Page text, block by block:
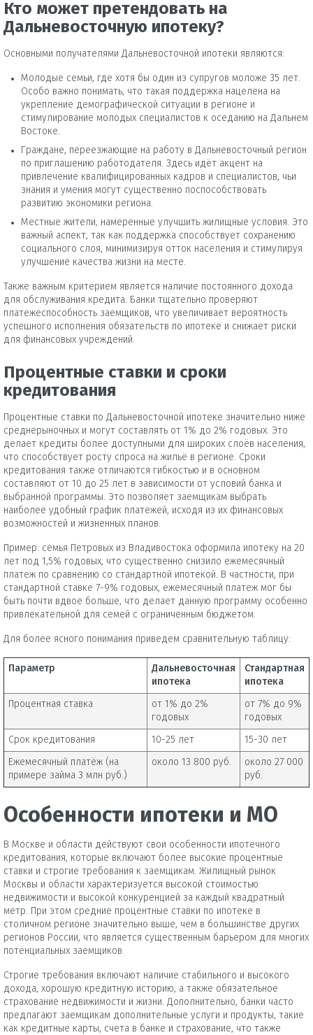
Кто может претендовать на
Дальневосточную ипотеку?
Основными получателями Дальневосточной ипотеки являются:
Молодые семьи, где хотя бы один из супругов моложе 35 лет.
Особо важно понимать, что такая поддержка нацелена на
укрепление демографической ситуации в регионе и
стимулирование молодых специалистов к оседанию на Дальнем
Востоке.
Граждане, переезжающие на работу в Дальневосточный регион
по приглашению работодателя. Здесь идёт акцент на
привлечение квалифицированных кадров и специалистов, чьи
знания и умения могут существенно поспособствовать
развитию экономики региона.
Местные жители, намеренные улучшить жилищные условия. Это
важный аспект, так как поддержка способствует сохранению
социального слоя, минимизируя отток населения и стимулируя
улучшение качества жизни на месте.
Также важным критерием является наличие постоянного дохода
для обслуживания кредита. Банки тщательно проверяют
платежеспособность заемщиков, что увеличивает вероятность
успешного исполнения обязательств по ипотеке и снижает риски
для финансовых учреждений.
Процентные ставки и сроки
кредитования
Процентные ставки по Дальневосточной ипотеке значительно ниже
среднерыночных и могут составлять от 1% до 2% годовых. Это
делает кредиты более доступными для широких слоёв населения,
что способствует росту спроса на жильё в регионе. Сроки
кредитования также отличаются гибкостью и в основном
составляют от 10 до 25 лет в зависимости от условий банка и
выбранной программы. Это позволяет заемщикам выбрать
наиболее удобный график платежей, исходя из их финансовых
возможностей и жизненных планов.
Пример: семья Петровых из Владивостока оформила ипотеку на 20
лет под 1,5% годовых, что существенно снизило ежемесячный
платеж по сравнению со стандартной ипотекой. В частности, при
стандартной ставке 7-9% годовых, ежемесячный платеж мог бы
быть почти вдвое больше, что делает данную программу особенно
привлекательной для семей с ограниченным бюджетом.
Для более ясного понимания приведем сравнительную таблицу:
Параметр
Дальневосточная
ипотека
Стандартная
ипотека
Процентная ставка
от 1% до 2%
годовых
от 7% до 9%
годовых
Срок кредитования 10-25 лет 15-30 лет
Ежемесячный платёж (на
примере займа 3 млн руб.)
около 13 800 руб.
около 27 000
руб.
Особенности ипотеки и МО
В Москве и области действуют свои особенности ипотечного
кредитования, которые включают более высокие процентные
ставки и строгие требования к заемщикам. Жилищный рынок
Москвы и области характеризуется высокой стоимостью
недвижимости и высокой конкуренцией за каждый квадратный
метр. При этом средние процентные ставки по ипотеке в
столичном регионе значительно выше, чем в большинстве других
регионов России, что является существенным барьером для многих
потенциальных заемщиков.
Строгие требования включают наличие стабильного и высокого
дохода, хорошую кредитную историю, а также обязательное
страхование недвижимости и жизни. Дополнительно, банки часто
предлагают заемщикам дополнительные услуги и продукты, такие
как кредитные карты, счета в банке и страхование, что также